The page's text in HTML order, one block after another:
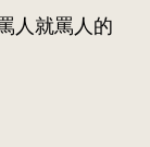
人就罵人的